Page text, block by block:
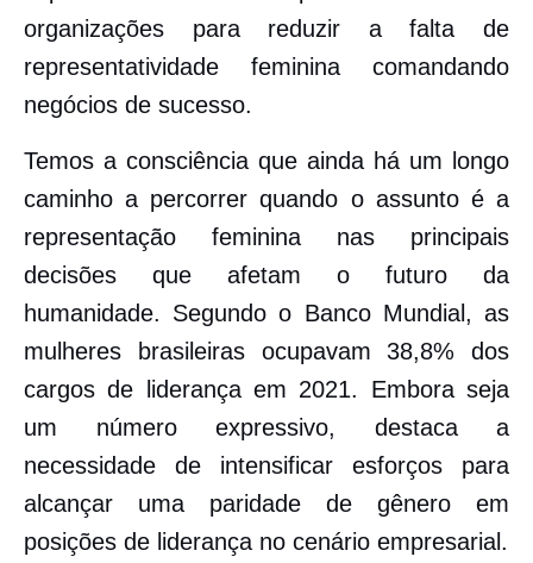
organizações para reduzir a falta de
representatividade feminina comandando
negócios de sucesso.
Temos a consciência que ainda há um longo
caminho a percorrer quando o assunto é a
representação feminina nas principais
decisões que afetam o futuro da
humanidade. Segundo o Banco Mundial, as
mulheres brasileiras ocupavam 38,8% dos
cargos de liderança em 2021. Embora seja
um número expressivo, destaca a
necessidade de intensificar esforços para
alcançar uma paridade de gênero em
posições de liderança no cenário empresarial.